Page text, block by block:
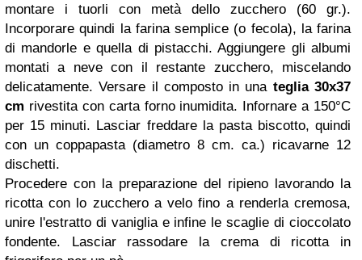
montare i tuorli con metà dello zucchero (60 gr.).
Incorporare quindi la farina semplice (o fecola), la farina
di mandorle e quella di pistacchi. Aggiungere gli albumi
montati a neve con il restante zucchero, miscelando
delicatamente. Versare il composto in una teglia 30x37
cm rivestita con carta forno inumidita. Infornare a 150°C
per 15 minuti. Lasciar freddare la pasta biscotto, quindi
con un coppapasta (diametro 8 cm. ca.) ricavarne 12
dischetti.
Procedere con la preparazione del ripieno lavorando la
ricotta con lo zucchero a velo fino a renderla cremosa,
unire l'estratto di vaniglia e infine le scaglie di cioccolato
fondente. Lasciar rassodare la crema di ricotta in